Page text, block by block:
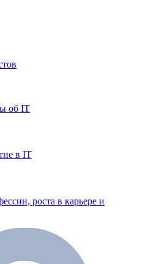
об IT
в IT
роста в карьере и